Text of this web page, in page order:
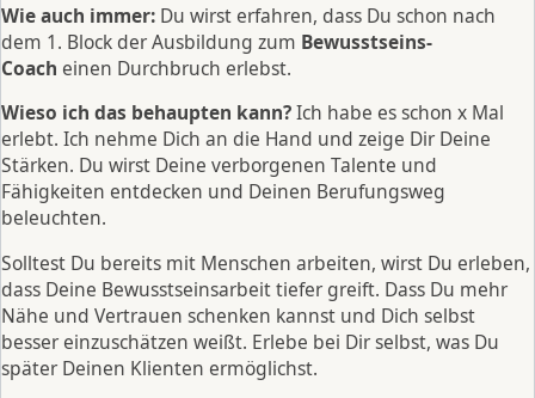
Wie auch immer: Du wirst erfahren, dass Du schon nach
dem 1. Block der Ausbildung zum Bewusstseins-
Coach einen Durchbruch erlebst.
Wieso ich das behaupten kann?Ich habe es schon x Mal
erlebt. Ich nehme Dich an die Hand und zeige Dir Deine
Stärken. Du wirst Deine verborgenen Talente und
Fähigkeiten entdecken und Deinen Berufungsweg
beleuchten.
Solltest Du bereits mit Menschen arbeiten, wirst Du erleben,
dass Deine Bewusstseinsarbeit tiefer greift. Dass Du mehr
Nähe und Vertrauen schenken kannst und Dich selbst
besser einzuschätzen weißt. Erlebe bei Dir selbst, was Du
später Deinen Klienten ermöglichst.